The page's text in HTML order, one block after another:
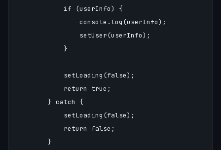
            if (userInfo) {
                console.log(userInfo);
                setUser(userInfo);
            }
            setLoading(false);
            return true;
        } catch {
            setLoading(false);
            return false;
        }